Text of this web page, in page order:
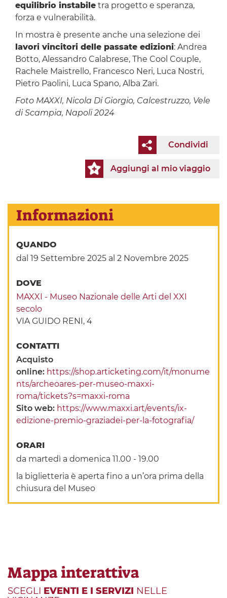
equilibrio instabiletra progetto e speranza,
forza e vulnerabilità.
In mostra è presente anche una selezione dei
lavori vincitori delle passate edizioni: Andrea
Botto, Alessandro Calabrese, The Cool Couple,
Rachele Maistrello, Francesco Neri, Luca Nostri,
Pietro Paolini, Luca Spano, Alba Zari.
Foto MAXXI, Nicola Di Giorgio, Calcestruzzo, Vele
di Scampia, Napoli 2024
Condividi
Aggiungi al mio viaggio
Informazioni
QUANDO
dal 19 Settembre 2025 al 2 Novembre 2025
DOVE
MAXXI - Museo Nazionale delle Arti del XXI
secolo
VIA GUIDO RENI, 4
CONTATTI
Acquisto
online: https://shop.articketing.com/it/monume
nts/archeoares-per-museo-maxxi-
roma/tickets?s=maxxi-roma
Sito web: https://www.maxxi.art/events/ix-
edizione-premio-graziadei-per-la-fotografia/
ORARI
da martedì a domenica 11.00 - 19.00
la biglietteria è aperta fino a un’ora prima della
chiusura del Museo
Mappa interattiva
SCEGLI EVENTI E I SERVIZI NELLE